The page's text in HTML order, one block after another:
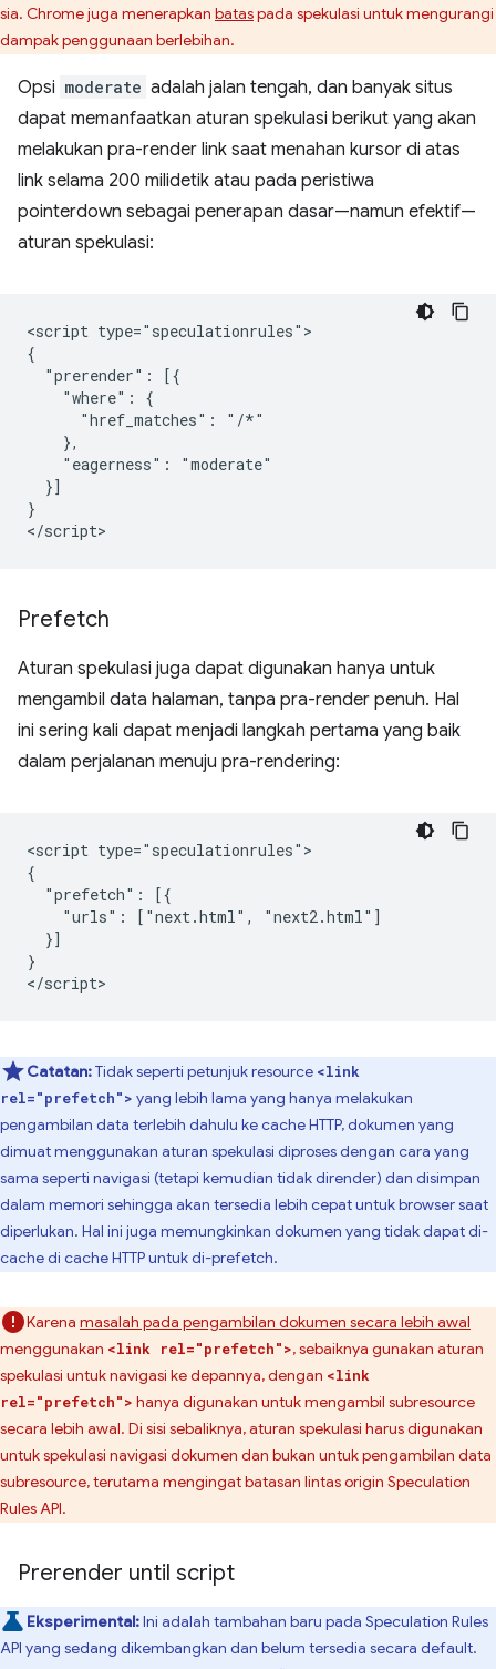
sia. Chrome juga menerapkan bataspada spekulasi untuk mengurangi
dampak penggunaan berlebihan.
Opsi moderate adalah jalan tengah, dan banyak situs
dapat memanfaatkan aturan spekulasi berikut yang akan
melakukan pra-render link saat menahan kursor di atas
link selama 200 milidetik atau pada peristiwa
pointerdown sebagai penerapan dasar—namun efektif—
aturan spekulasi:
<script type="speculationrules">
{
  "prerender": [{
    "where": {
      "href_matches": "/*"
    },
    "eagerness": "moderate"
  }]
}
Prefetch
Aturan spekulasi juga dapat digunakan hanya untuk
mengambil data halaman, tanpa pra-render penuh. Hal
ini sering kali dapat menjadi langkah pertama yang baik
dalam perjalanan menuju pra-rendering:
<script type="speculationrules">
{
  "prefetch": [{
    "urls": ["next.html", "next2.html"]
  }]
}
Catatan:Tidak seperti petunjuk resource <link
rel="prefetch"> yang lebih lama yang hanya melakukan
pengambilan data terlebih dahulu ke cache HTTP, dokumen yang
dimuat menggunakan aturan spekulasi diproses dengan cara yang
sama seperti navigasi (tetapi kemudian tidak dirender) dan disimpan
dalam memori sehingga akan tersedia lebih cepat untuk browser saat
diperlukan. Hal ini juga memungkinkan dokumen yang tidak dapat di-
cache di cache HTTP untuk di-prefetch.
Karena masalah pada pengambilan dokumen secara lebih awal
menggunakan <link rel="prefetch">, sebaiknya gunakan aturan
spekulasi untuk navigasi ke depannya, dengan <link
rel="prefetch"> hanya digunakan untuk mengambil subresource
secara lebih awal. Di sisi sebaliknya, aturan spekulasi harus digunakan
untuk spekulasi navigasi dokumen dan bukan untuk pengambilan data
subresource, terutama mengingat batasan lintas origin Speculation
Rules API.
Prerender until script
Eksperimental:Ini adalah tambahan baru pada Speculation Rules
API yang sedang dikembangkan dan belum tersedia secara default.